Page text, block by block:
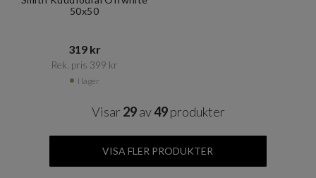
50x50
319 kr​​
Rek. pris 399 kr​​
I lager
Visar 29av49produkter
VISA FLER PRODUKTER